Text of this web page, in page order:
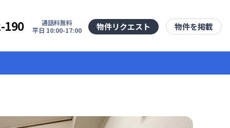
190
通話料無料
平日 10:00-17:00
物件リクエスト 物件を掲載